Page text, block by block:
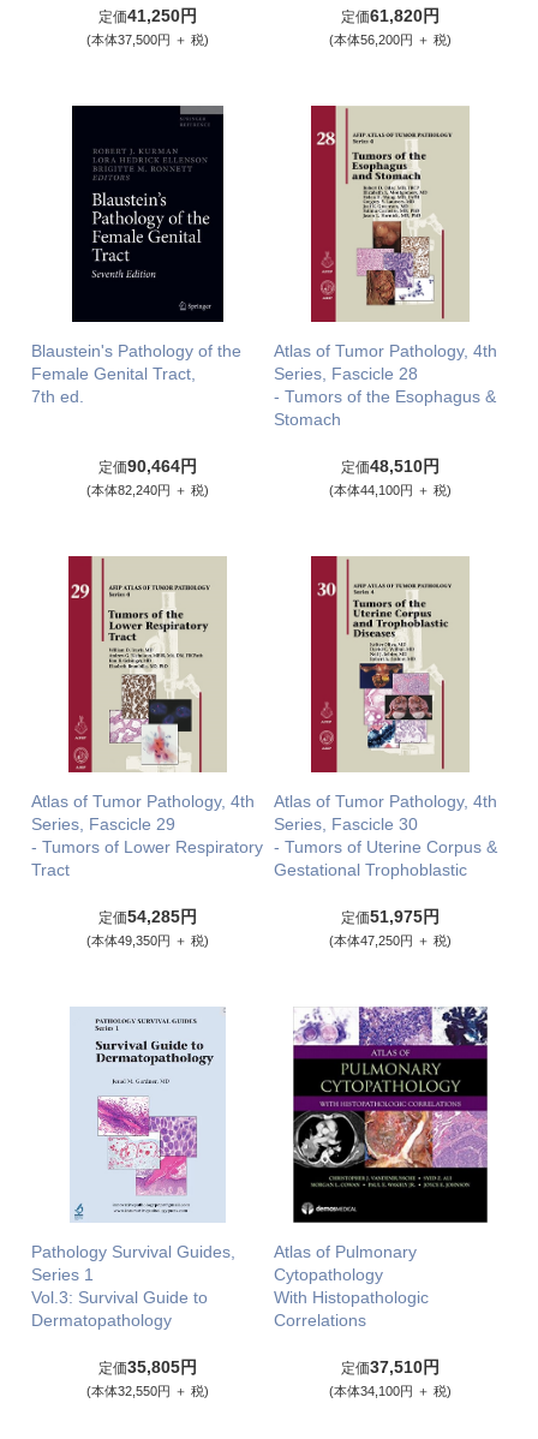
定価41,250円
(本体37,500円 ＋ 税)
定価61,820円
(本体56,200円 ＋ 税)
Blaustein's Pathology of the
Female Genital Tract,
7th ed.
定価90,464円
(本体82,240円 ＋ 税)
Atlas of Tumor Pathology, 4th
Series, Fascicle 28
- Tumors of the Esophagus &
Stomach
定価48,510円
(本体44,100円 ＋ 税)
Atlas of Tumor Pathology, 4th
Series, Fascicle 29
- Tumors of Lower Respiratory
Tract
定価54,285円
(本体49,350円 ＋ 税)
Atlas of Tumor Pathology, 4th
Series, Fascicle 30
- Tumors of Uterine Corpus &
Gestational Trophoblastic
定価51,975円
(本体47,250円 ＋ 税)
Pathology Survival Guides,
Series 1
Vol.3: Survival Guide to
Dermatopathology
定価35,805円
(本体32,550円 ＋ 税)
Atlas of Pulmonary
Cytopathology
With Histopathologic
Correlations
定価37,510円
(本体34,100円 ＋ 税)